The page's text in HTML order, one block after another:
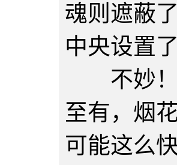
魂则遮蔽
中央设置
不妙！
至有，烟
可能这么